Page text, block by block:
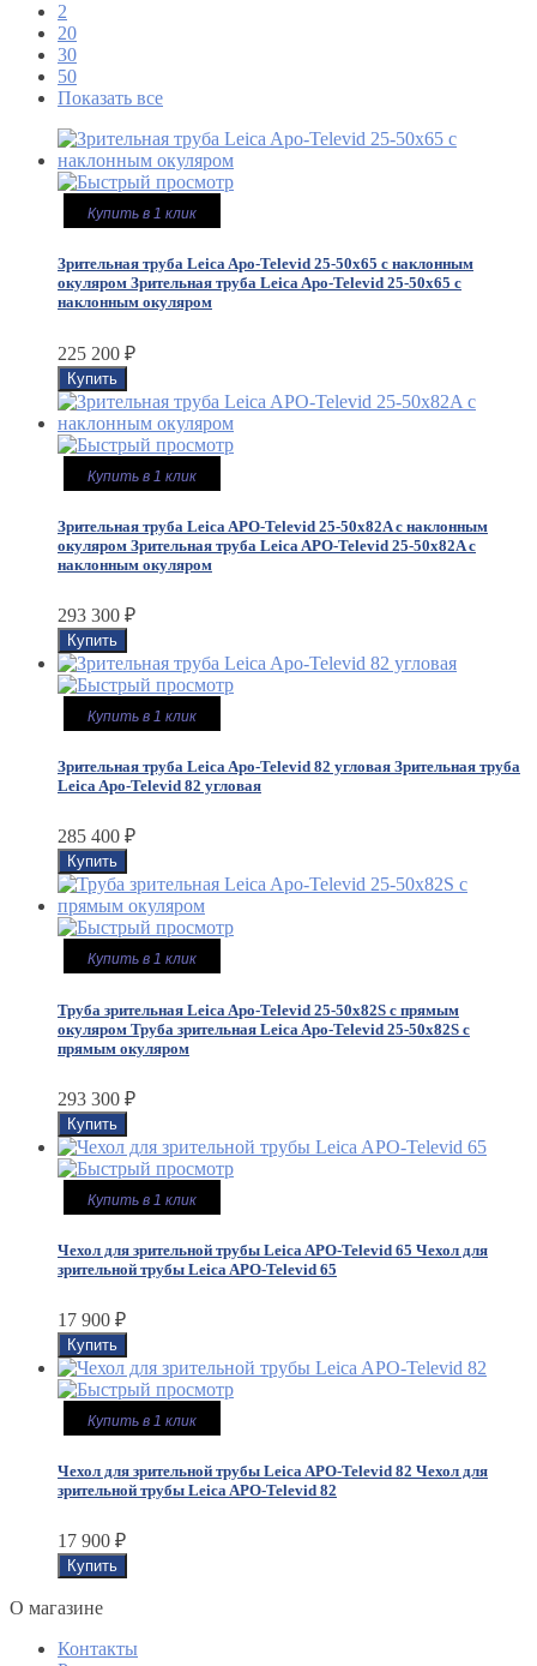
2
20
30
50
Показать все
Купить в 1 клик
Зрительная труба Leica Apo-Televid 25-50x65 с наклонным
окуляром Зрительная труба Leica Apo-Televid 25-50x65 с
наклонным окуляром
225 200 ₽
Купить в 1 клик
Зрительная труба Leica APO-Televid 25-50x82A c наклонным
окуляром Зрительная труба Leica APO-Televid 25-50x82A c
наклонным окуляром
293 300 ₽
Купить в 1 клик
Зрительная труба Leica Apo-Televid 82 угловая Зрительная труба
Leica Apo-Televid 82 угловая
285 400 ₽
Купить в 1 клик
Труба зрительная Leica Apo-Televid 25-50x82S с прямым
окуляром Труба зрительная Leica Apo-Televid 25-50x82S с
прямым окуляром
293 300 ₽
Купить в 1 клик
Чехол для зрительной трубы Leica APO-Televid 65 Чехол для
зрительной трубы Leica APO-Televid 65
17 900 ₽
Купить в 1 клик
Чехол для зрительной трубы Leica APO-Televid 82 Чехол для
зрительной трубы Leica APO-Televid 82
17 900 ₽
O магазине
Контакты